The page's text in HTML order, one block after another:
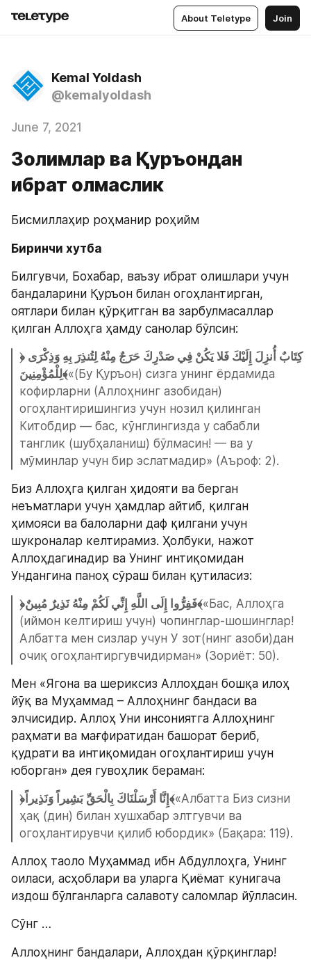
About Teletype Join
Kemal Yoldash
@kemalyoldash
June 7, 2021
Золимлар ва Қуръондан
ибрат олмаслик
Бисмиллаҳир роҳманир роҳийм
Биринчи хутба
Билгувчи, Бохабар, ваъзу ибрат олишлари учун
бандаларини Қуръон билан огоҳлантирган,
оятлари билан қўрқитган ва зарбулмасаллар
қилган Аллоҳга ҳамду санолар бўлсин:
﴿كِتَابٌ أُنزِلَ إِلَيْكَ فَلا يَكُنْ فِي صَدْرِكَ حَرَجٌ مِنْهُ لِتُنذِرَ بِهِ وَذِكْرَى
لِلْمُؤْمِنِينَ﴾«(Бу Қуръон) сизга унинг ёрдамида
кофирларни (Аллоҳнинг азобидан)
огоҳлантиришингиз учун нозил қилинган
Китобдир — бас, кўнглингизда у сабабли
танглик (шубҳаланиш) бўлмасин! — ва у
мўминлар учун бир эслатмадир» (Аъроф: 2).
Биз Аллоҳга қилган ҳидояти ва берган
неъматлари учун ҳамдлар айтиб, қилган
ҳимояси ва балоларни даф қилгани учун
шукроналар келтирамиз. Ҳолбуки, нажот
Аллоҳдагинадир ва Унинг интиқомидан
Ундангина паноҳ сўраш билан қутиласиз:
﴿فَفِرُّوا إِلَى اللَّهِ إِنِّي لَكُمْ مِنْهُ نَذِيرٌ مُبِينٌ﴾«Бас, Аллоҳга
(иймон келтириш учун) чопинглар-шошинглар!
Албатта мен сизлар учун У зот(нинг азоби)дан
очиқ огоҳлантиргувчидирман» (Зориёт: 50).
Мен «Ягона ва шериксиз Аллоҳдан бошқа илоҳ
йўқ ва Муҳаммад – Аллоҳнинг бандаси ва
элчисидир. Аллоҳ Уни инсониятга Аллоҳнинг
раҳмати ва мағфиратидан башорат бериб,
қудрати ва интиқомидан огоҳлантириш учун
юборган» дея гувоҳлик бераман:
﴿إِنَّا أَرْسَلْنَاكَ بِالْحَقِّ بَشِيراً وَنَذِيراً﴾«Албатта Биз сизни
ҳақ (дин) билан хушхабар элтгувчи ва
огоҳлантирувчи қилиб юбордик» (Бақара: 119).
Аллоҳ таоло Муҳаммад ибн Абдуллоҳга, Унинг
оиласи, асҳоблари ва уларга Қиёмат кунигача
издош бўлганларга салавоту саломлар йўлласин.
Сўнг …
Аллоҳнинг бандалари, Аллоҳдан қўрқинглар!